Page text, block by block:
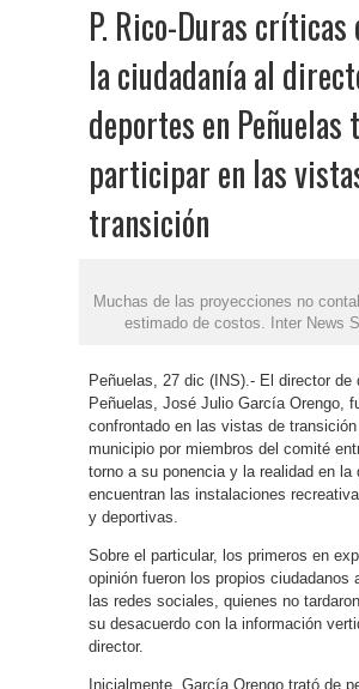
P. Rico-Duras críticas
la ciudadanía al
deportes en Peñuelas
participar en las
transición
Muchas de las proyecciones no
estimado de costos. Inter News
Peñuelas, 27 dic (INS).- El director de
Peñuelas, José Julio García Orengo,
confrontado en las vistas de transición
municipio por miembros del comité
torno a su ponencia y la realidad en la
encuentran las instalaciones
y deportivas.
Sobre el particular, los primeros en
opinión fueron los propios ciudadanos
las redes sociales, quienes no
su desacuerdo con la información
director.
Inicialmente, García Orengo trató de